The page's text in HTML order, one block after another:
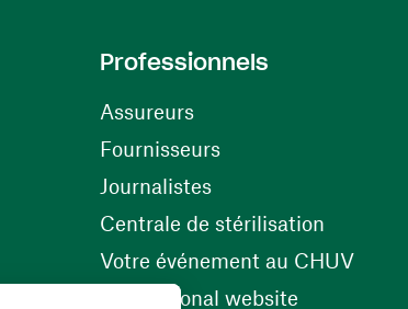
Professionnels
Assureurs
Fournisseurs(ouvre une nouvelle
Journalistes
Centrale de stérilisation
Votre événement au CHUV
International website